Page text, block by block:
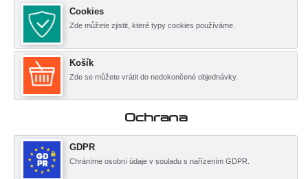
Cookies
Zde můžete zjistit, které typy cookies používáme.
Košík
Zde se můžete vrátit do nedokončené objednávky.
Ochrana
GDPR
Chráníme osobní údaje v souladu s nařízením GDPR.